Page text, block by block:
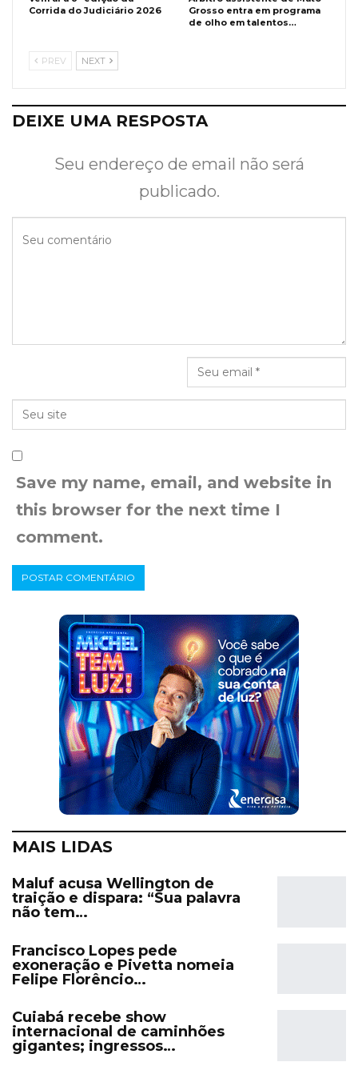
Corrida do Judiciário 2026
Grosso entra em programa
de olho em talentos…
PREV NEXT
DEIXE UMA RESPOSTA
Seu endereço de email não será
publicado.
Save my name, email, and website in
this browser for the next time I
comment.
MAIS LIDAS
Maluf acusa Wellington de
traição e dispara: “Sua palavra
não tem…
Francisco Lopes pede
exoneração e Pivetta nomeia
Felipe Florêncio…
Cuiabá recebe show
internacional de caminhões
gigantes; ingressos…